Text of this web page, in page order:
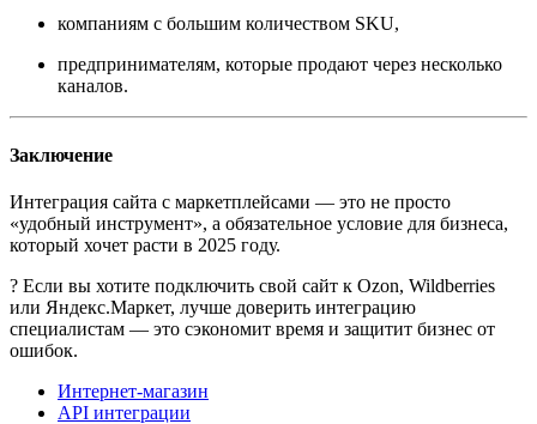
компаниям с большим количеством SKU,
предпринимателям, которые продают через несколько
каналов.
Заключение
Интеграция сайта с маркетплейсами — это не просто
«удобный инструмент», а обязательное условие для бизнеса,
который хочет расти в 2025 году.
? Если вы хотите подключить свой сайт к Ozon, Wildberries
или Яндекс.Маркет, лучше доверить интеграцию
специалистам — это сэкономит время и защитит бизнес от
ошибок.
Интернет-магазин
API интеграции